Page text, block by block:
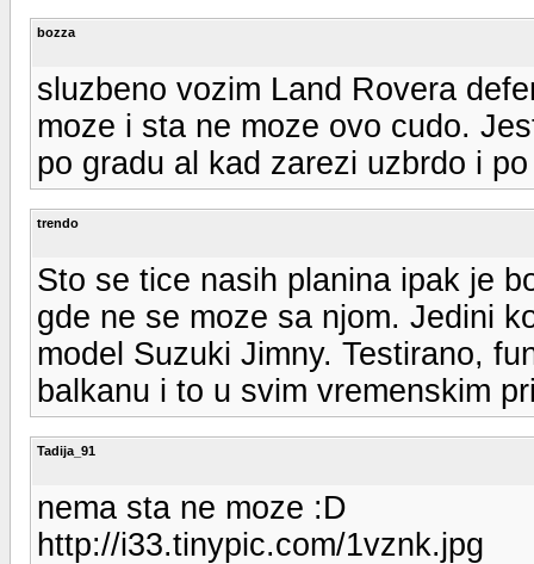
bozza
sluzbeno vozim Land Rovera
moze i sta ne moze ovo cudo.
po gradu al kad zarezi uzbrdo i
trendo
Sto se tice nasih planina ipak je
gde ne se moze sa njom. Jedini
model Suzuki Jimny. Testirano,
balkanu i to u svim vremenskim
Tadija_91
nema sta ne moze :D
http://i33.tinypic.com/1vznk.jpg